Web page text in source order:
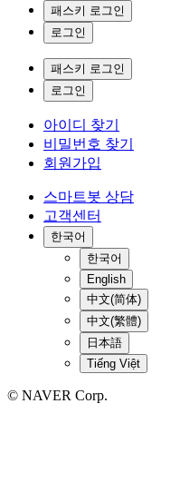
패스키 로그인
로그인
패스키 로그인
로그인
아이디 찾기
비밀번호 찾기
회원가입
스마트봇 상담
고객센터
한국어
한국어
English
中文(简体)
中文(繁體)
日本語
Tiếng Việt
© NAVER Corp.